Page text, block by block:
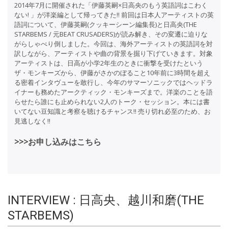
2014年7月に開催された「伊藤英嗣×日高央のもう英語詞はこわく
ない! 」が洋楽編として帰ってきた!! 前回は日本人アーティストの英
語詞について、伊藤英嗣(クッキーシーン編集長)と日高央(THE
STARBEMS / 元BEAT CRUSADERS)が読み解き、その変遷に迫りな
がらしゃべり倒しました。今回は、海外アーティストの英語詞を対
訳しながら、アーティストや曲の背景を掘り下げていきます。対象
アーティストは、日高が小学2年生のときに衝撃を受けたという
ザ・モンキーズから、伊藤がさかのぼること10年前に3時間を超え
る密着インタヴューを敢行し、今年のサマーソニックではヘッドラ
イナーも務めたアークティック・モンキーズまで。洋楽のことを語
らせたら誰にも止められない2人のトーク・セッション。本には書
いてない豆知識と考察を聴けるチャンス!! 売り切れ必至のため、お
見逃しなく!!
>>>お申し込みはこちら
INTERVIEW : 日高央、越川和磨(THE
STARBEMS)